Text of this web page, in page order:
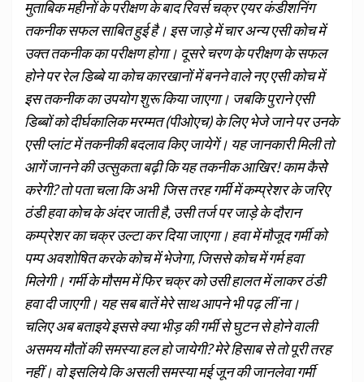
मुताबिक महीनों के परीक्षण के बाद रिवर्स चक्र एयर कंडीशनिंग
तकनीक सफल साबित हुई है। इस जाड़े में चार अन्य एसी कोच में
उक्त तकनीक का परीक्षण होगा। दूसरे चरण के परीक्षण के सफल
होने पर रेल डिब्बे या कोच कारखानों में बनने वाले नए एसी कोच में
इस तकनीक का उपयोग शुरू किया जाएगा। जबकि पुराने एसी
डिब्बों को दीर्घकालिक मरम्मत (पीओएच) के लिए भेजे जाने पर उनके
एसी प्लांट में तकनीकी बदलाव किए जायेगें। यह जानकारी मिली तो
आगेंं जानने की उत्सुकता बढ़ी कि यह तकनीक आखिर! काम कैसेे
करेगी? तो पता चला कि अभी जिस तरह गर्मी में कम्प्रेशर के जरिए
ठंडी हवा कोच के अंदर जाती है, उसी तर्ज पर जाड़े के दौरान
कम्प्रेशर का चक्र उल्टा कर दिया जाएगा। हवा में मौजूद गर्मी को
पम्प अवशोषित करके कोच में भेजेगा, जिससे कोच में गर्म हवा
मिलेगी। गर्मी के मौसम में फिर चक्र को उसी हालत में लाकर ठंडी
हवा दी जाएगी। यह सब बातें मेरे साथ आपने भी पढ़ लीं ना।
चलिए अब बताइये इससे क्या भीड़ की गर्मी से घुटन से होने वाली
असमय मौतों की समस्या हल हो जायेगी? मेरे हिसाब से तो पूरी तरह
नहीं। वो इसलिये कि असली समस्या मई जून की जानलेवा गर्मी